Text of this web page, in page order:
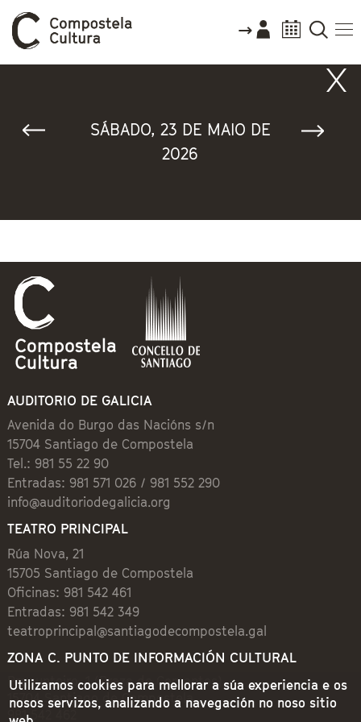
SÁBADO, 23 DE MAIO DE
2026
AUDITORIO DE GALICIA
Avenida do Burgo das Nacións s/n
15704 Santiago de Compostela
Tel.: 981 55 22 90
Entradas: 981 571 026 / 981 552 290
info@auditoriodegalicia.org
TEATRO PRINCIPAL
Rúa Nova, 21
15705 Santiago de Compostela
Oficinas: 981 542 461
Entradas: 981 542 349
teatroprincipal@santiagodecompostela.gal
ZONA C. PUNTO DE INFORMACIÓN CULTURAL
Preguntoiro, 1 (Praza de Cervantes)
15704 Santiago de Compostela
981 542 462
Utilizamos cookies para mellorar a súa experiencia e os
nosos servizos, analizando a navegación no noso sitio